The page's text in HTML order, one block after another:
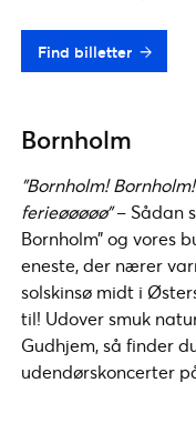
Find billetter
Bornholm
”Bornholm!
ferieøøøøø”– Sådan
Bornholm” og vores
eneste, der nærer
solskinsø midt i
til! Udover smuk
Gudhjem, så finder
udendørskoncerter